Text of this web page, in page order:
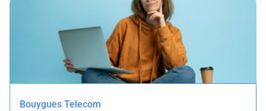
Bouygues Telecom